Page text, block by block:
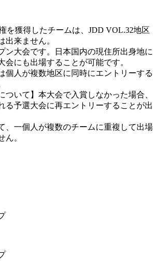
を獲得したチームは、JDD VOL.32地区
出来ません。
ン大会です。日本国内の現住所出身地に
会にも出場することが可能です。
個人が複数地区に同時にエントリーする
ついて】本大会で入賞しなかった場合、
る予選大会に再エントリーすることが出
、一個人が複数のチームに重複して出場
ん。